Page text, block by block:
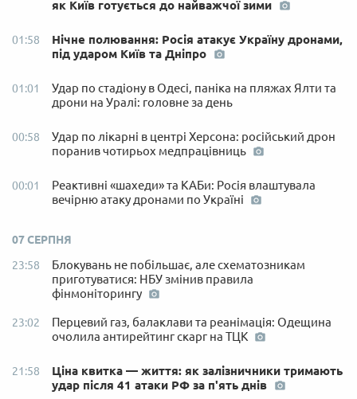
як Київ готується до найважчої зими
01:58
Нічне полювання: Росія атакує Україну дронами,
під ударом Київ та Дніпро
01:01
Удар по стадіону в Одесі, паніка на пляжах Ялти та
дрони на Уралі: головне за день
00:58
Удар по лікарні в центрі Херсона: російський дрон
поранив чотирьох медпрацівниць
00:01
Реактивні «шахеди» та КАБи: Росія влаштувала
вечірню атаку дронами по Україні
07 СЕРПНЯ
23:58
Блокувань не побільшає, але схематозникам
приготуватися: НБУ змінив правила
фінмоніторингу
23:02
Перцевий газ, балаклави та реанімація: Одещина
очолила антирейтинг скарг на ТЦК
21:58
Ціна квитка — життя: як залізничники тримають
удар після 41 атаки РФ за п'ять днів